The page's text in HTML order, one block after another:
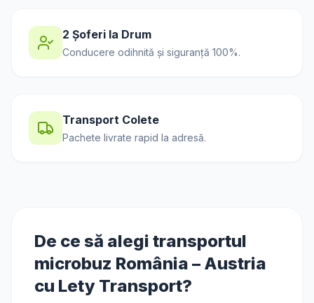
2 Șoferi la Drum
Conducere odihnită și siguranță 100%.
Transport Colete
Pachete livrate rapid la adresă.
De ce să alegi transportul
microbuz România – Austria
cu Lety Transport?